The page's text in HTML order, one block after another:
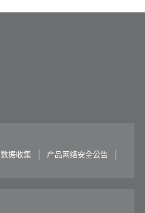
数据收集
产品网络安全公告